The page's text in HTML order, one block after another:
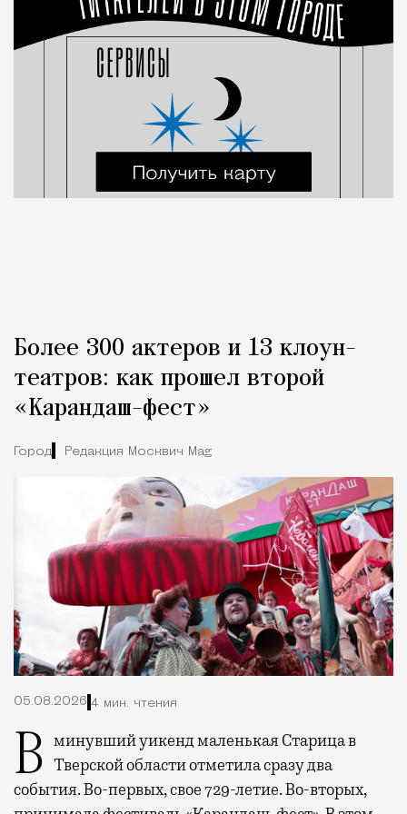
Более 300 актеров и 13 клоун-
театров: как прошел второй
«Карандаш-фест»
Город Редакция Москвич Mag
05.08.2026 4 мин. чтения
В минувший уикенд маленькая Старица в Тверской области отметила сразу два
события. Во-первых, свое 729-летие. Во-вторых,